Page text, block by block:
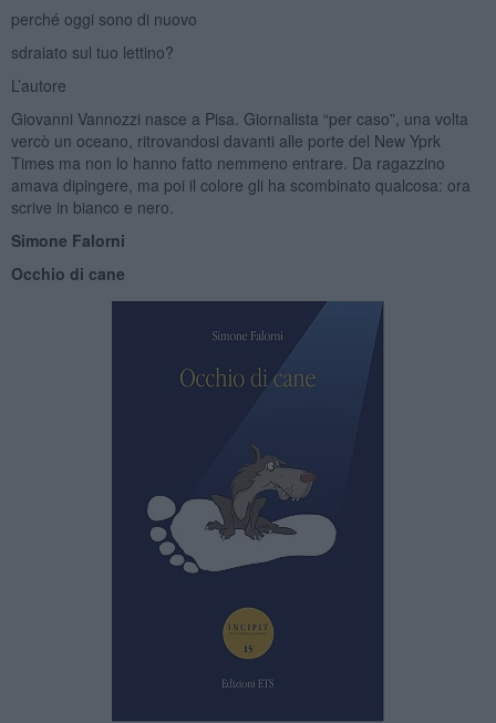
perché oggi sono di nuovo
sdraiato sul tuo lettino?
L’autore
Giovanni Vannozzi nasce a Pisa. Giornalista “per caso”, una volta
vercò un oceano, ritrovandosi davanti alle porte del New Yprk
Times ma non lo hanno fatto nemmeno entrare. Da ragazzino
amava dipingere, ma poi il colore gli ha scombinato qualcosa: ora
scrive in bianco e nero.
Simone Falorni
Occhio di cane